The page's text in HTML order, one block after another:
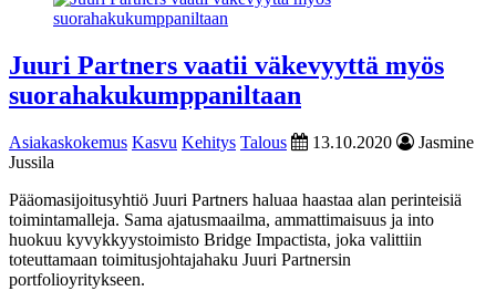
Juuri Partners vaatii väkevyyttä myös
suorahakukumppaniltaan
Asiakaskokemus Kasvu Kehitys Talous 13.10.2020
Jasmine
Jussila
Pääomasijoitusyhtiö Juuri Partners haluaa haastaa alan perinteisiä
toimintamalleja. Sama ajatusmaailma, ammattimaisuus ja into
huokuu kyvykkyystoimisto Bridge Impactista, joka valittiin
toteuttamaan toimitusjohtajahaku Juuri Partnersin
portfolioyritykseen.